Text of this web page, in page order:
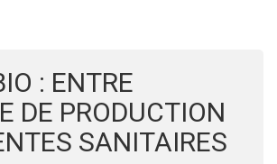
: ENTRE
DE PRODUCTION
SANITAIRES